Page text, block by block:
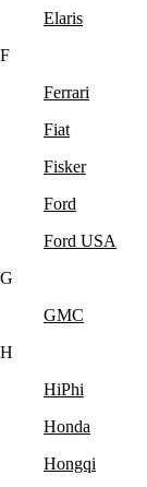
Elaris
F
Ferrari
Fiat
Fisker
Ford
Ford USA
G
GMC
H
HiPhi
Honda
Hongqi